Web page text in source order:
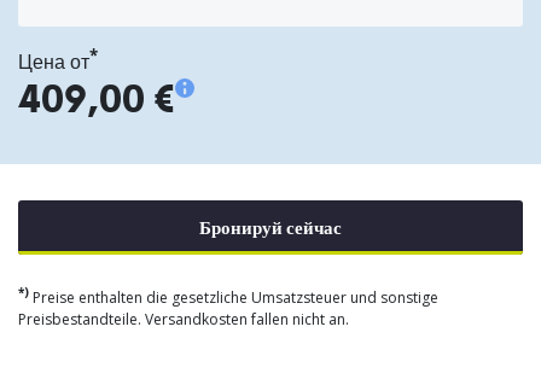
Цена от*
409,00 €
Бронируй сейчас
*) Preise enthalten die gesetzliche Umsatzsteuer und sonstige
Preisbestandteile. Versandkosten fallen nicht an.